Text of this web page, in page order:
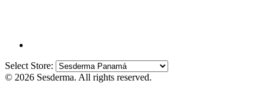
Select Store:
© 2026 Sesderma. All rights reserved.